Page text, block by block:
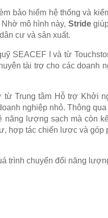
bảo hiểm hệ thống và
Nhờ mô hình này, Stride
cư và sản xuất.
SEACEF I và từ
tài trợ cho các doanh
Trung tâm Hỗ trợ Khởi
nghiệp nhỏ. Thông
lượng sạch mà còn
hợp tác chiến lược và góp
trình chuyển đổi năng